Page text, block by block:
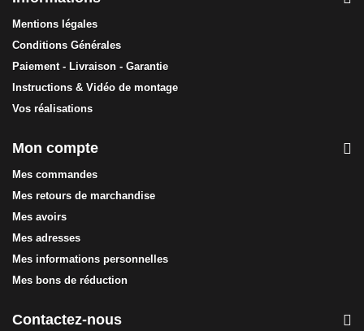
Mentions légales
Conditions Générales
Paiement - Livraison - Garantie
Instructions & Vidéo de montage
Vos réalisations
Mon compte
Mes commandes
Mes retours de marchandise
Mes avoirs
Mes adresses
Mes informations personnelles
Mes bons de réduction
Contactez-nous